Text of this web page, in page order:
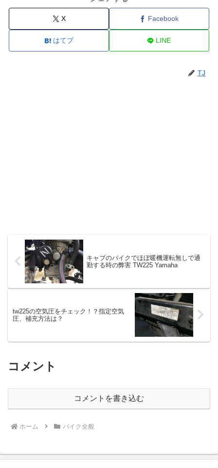
X Facebook
はてブ LINE
TJ
キャブのバイクでほぼ暖機運転無しで通
勤する時の弊害 TW225 Yamaha
tw225の空気圧をチェック！？指定空気
圧、補充方法は？
コメント
コメントを書き込む
ホーム バイク全般